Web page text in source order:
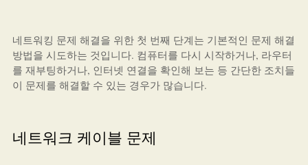
네트워킹 문제 해결을 위한 첫 번째 단계는 기본적인 문제 해결
방법을 시도하는 것입니다. 컴퓨터를 다시 시작하거나, 라우터
를 재부팅하거나, 인터넷 연결을 확인해 보는 등 간단한 조치들
이 문제를 해결할 수 있는 경우가 많습니다.
네트워크 케이블 문제